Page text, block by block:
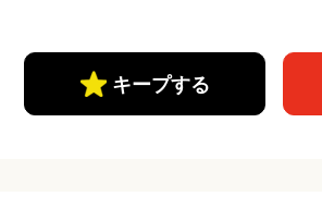
キープする